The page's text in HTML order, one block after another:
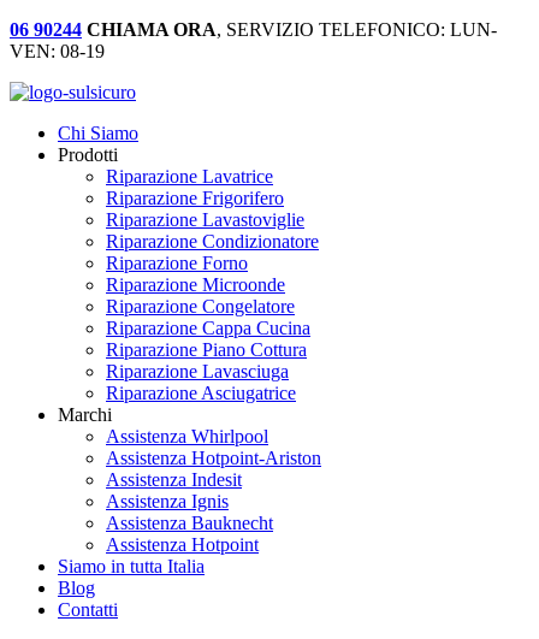
06 90244 CHIAMA ORA, SERVIZIO TELEFONICO: LUN-
VEN: 08-19
Chi Siamo
Prodotti
Riparazione Lavatrice
Riparazione Frigorifero
Riparazione Lavastoviglie
Riparazione Condizionatore
Riparazione Forno
Riparazione Microonde
Riparazione Congelatore
Riparazione Cappa Cucina
Riparazione Piano Cottura
Riparazione Lavasciuga
Riparazione Asciugatrice
Marchi
Assistenza Whirlpool
Assistenza Hotpoint-Ariston
Assistenza Indesit
Assistenza Ignis
Assistenza Bauknecht
Assistenza Hotpoint
Siamo in tutta Italia
Blog
Contatti